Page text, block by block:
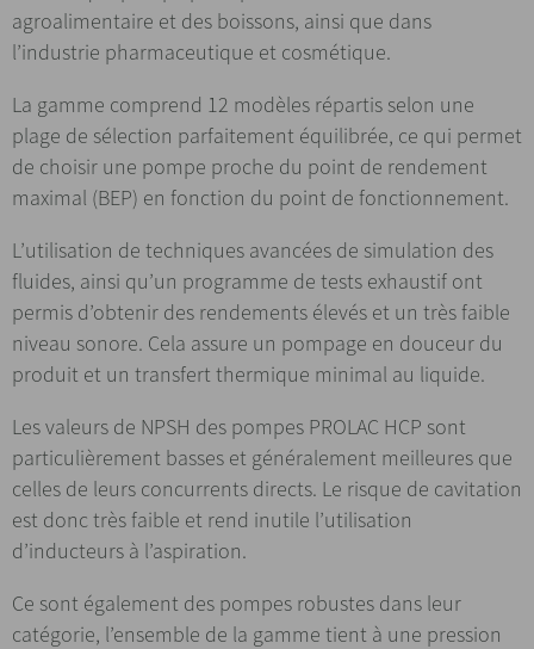
agroalimentaire et des boissons, ainsi que dans
l’industrie pharmaceutique et cosmétique.
La gamme comprend 12 modèles répartis selon une
plage de sélection parfaitement équilibrée, ce qui permet
de choisir une pompe proche du point de rendement
maximal (BEP) en fonction du point de fonctionnement.
L’utilisation de techniques avancées de simulation des
fluides, ainsi qu’un programme de tests exhaustif ont
permis d’obtenir des rendements élevés et un très faible
niveau sonore. Cela assure un pompage en douceur du
produit et un transfert thermique minimal au liquide.
Les valeurs de NPSH des pompes PROLAC HCP sont
particulièrement basses et généralement meilleures que
celles de leurs concurrents directs. Le risque de cavitation
est donc très faible et rend inutile l’utilisation
d’inducteurs à l’aspiration.
Ce sont également des pompes robustes dans leur
catégorie, l’ensemble de la gamme tient à une pression